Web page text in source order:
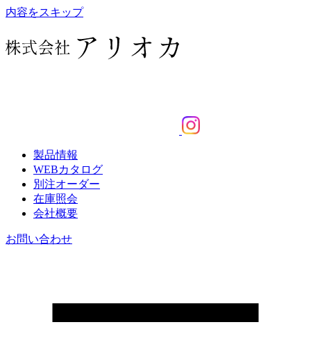
内容をスキップ
製品情報
WEBカタログ
別注オーダー
在庫照会
会社概要
お問い合わせ